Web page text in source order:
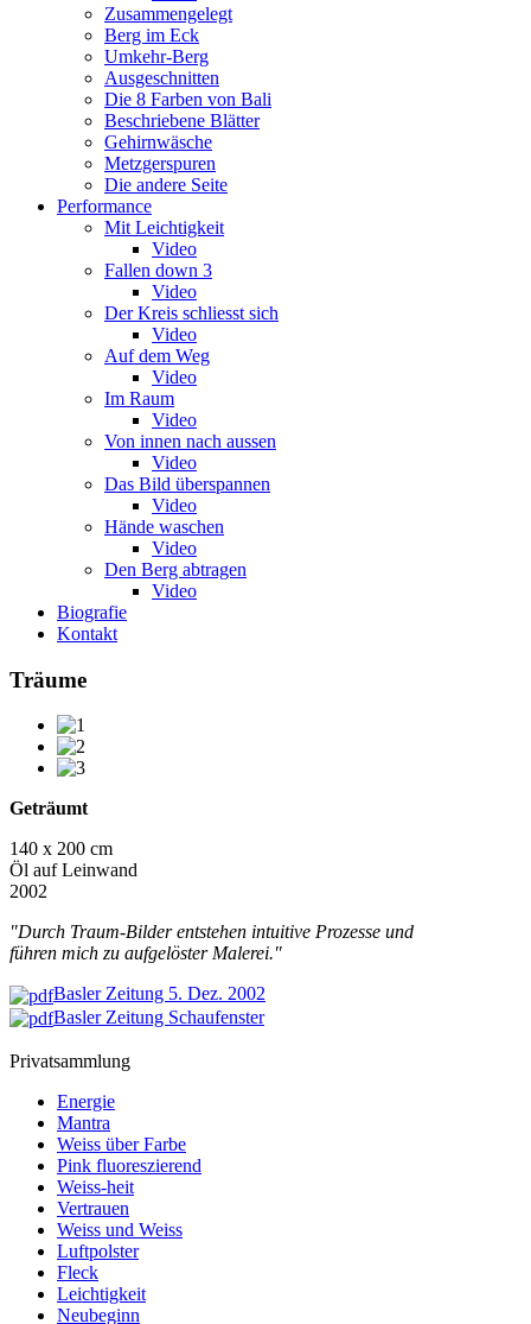
Zusammengelegt
Berg im Eck
Umkehr-Berg
Ausgeschnitten
Die 8 Farben von Bali
Beschriebene Blätter
Gehirnwäsche
Metzgerspuren
Die andere Seite
Performance
Mit Leichtigkeit
Video
Fallen down 3
Video
Der Kreis schliesst sich
Video
Auf dem Weg
Video
Im Raum
Video
Von innen nach aussen
Video
Das Bild überspannen
Video
Hände waschen
Video
Den Berg abtragen
Video
Biografie
Kontakt
Träume
Geträumt
140 x 200 cm
Öl auf Leinwand
2002
"Durch Traum-Bilder entstehen intuitive Prozesse und
führen mich zu aufgelöster Malerei."
Basler Zeitung 5. Dez. 2002
Basler Zeitung Schaufenster
Privatsammlung
Energie
Mantra
Weiss über Farbe
Pink fluoreszierend
Weiss-heit
Vertrauen
Weiss und Weiss
Luftpolster
Fleck
Leichtigkeit
Neubeginn